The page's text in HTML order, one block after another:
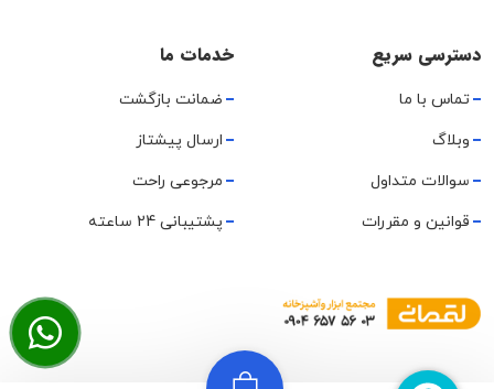
دسترسی سریع
تماس با ما
وبلاگ
سوالات متداول
قوانین و مقررات
خدمات ما
ضمانت بازگشت
ارسال پیشتاز
مرجوعی راحت
پشتیبانی 24 ساعته